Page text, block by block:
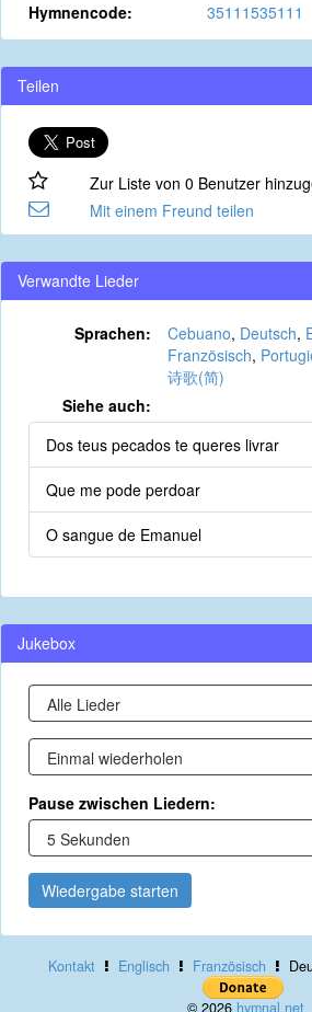
Hymnencode:
35111535111
Teilen
Zur Liste von 0 Benutzer
Mit einem Freund teilen
Verwandte Lieder
Sprachen: Cebuano, Deutsch,
Französisch,
诗歌(简)
Siehe auch:
Dos teus pecados te queres livrar
Que me pode perdoar
O sangue de Emanuel
Jukebox
Pause zwischen Liedern:
Wiedergabe starten
Kontakt Englisch Französisch
© 2026 hymnal.net